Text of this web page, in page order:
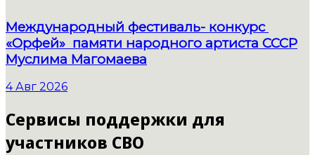
Международный фестиваль- конкурс
«Орфей» памяти народного артиста СССР
Муслима Магомаева
4 Авг 2026
Сервисы поддержки для
участников СВО